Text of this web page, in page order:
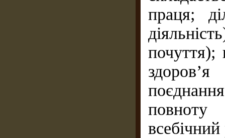
праця;
почуття);
повноту